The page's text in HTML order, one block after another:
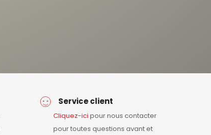
Service client
Cliquez-ici pour nous contacter
pour toutes questions avant et